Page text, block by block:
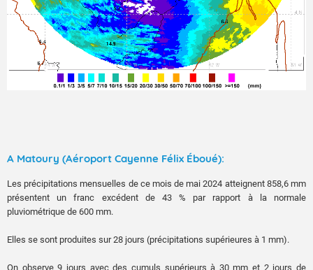
A Matoury (Aéroport Cayenne Félix Éboué):
Les précipitations mensuelles de ce mois de mai 2024 atteignent 858,6 mm
présentent un franc excédent de 43 % par rapport à la normale
pluviométrique de 600 mm.
Elles se sont produites sur 28 jours (précipitations supérieures à 1 mm).
On observe 9 jours avec des cumuls supérieurs à 30 mm et 2 jours de